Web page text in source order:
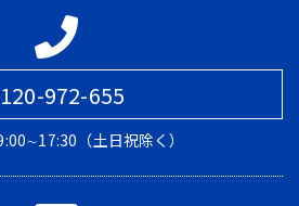
972-655
（土日祝除く）